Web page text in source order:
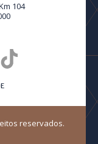
104
reservados.